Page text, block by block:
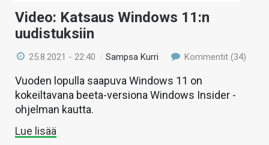
Video: Katsaus Windows 11:n
uudistuksiin
25.8.2021 - 22:40 /Sampsa Kurri Kommentit (34)
Vuoden lopulla saapuva Windows 11 on
kokeiltavana beeta-versiona Windows Insider -
ohjelman kautta.
Lue lisää